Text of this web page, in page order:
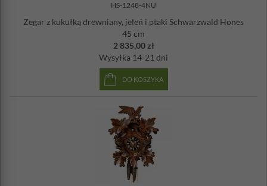
HS-1248-4NU
Zegar z kukułką drewniany, jeleń i ptaki Schwarzwald Hones
45 cm
2 835,00 zł
Wysyłka 14-21 dni
DO KOSZYKA